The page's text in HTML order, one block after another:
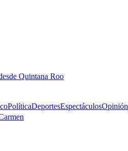
Quintana Roo
PolíticaDeportesEspectáculosOpinión